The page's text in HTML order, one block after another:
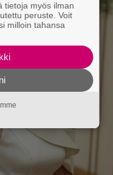
tietoja myös ilman
peruste. Voit
milloin tahansa